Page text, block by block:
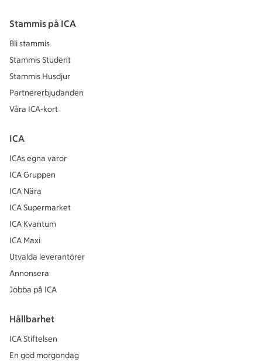
Stammis på ICA
Bli stammis
Stammis Student
Stammis Husdjur
Partnererbjudanden
Våra ICA-kort
ICA
ICAs egna varor
ICA Gruppen
ICA Nära
ICA Supermarket
ICA Kvantum
ICA Maxi
Utvalda leverantörer
Annonsera
Jobba på ICA
Hållbarhet
ICA Stiftelsen
En god morgondag